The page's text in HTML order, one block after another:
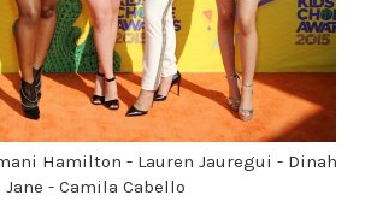
Hamilton - Lauren Jauregui - Dinah
Jane - Camila Cabello